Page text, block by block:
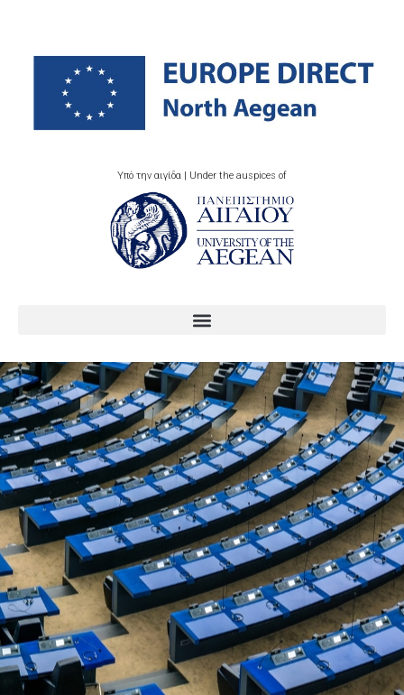
Υπό την αιγίδα | Under the auspices of